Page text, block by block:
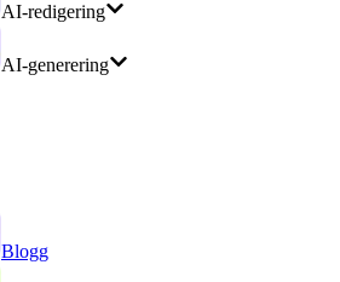
AI-redigering
AI-generering
Blogg